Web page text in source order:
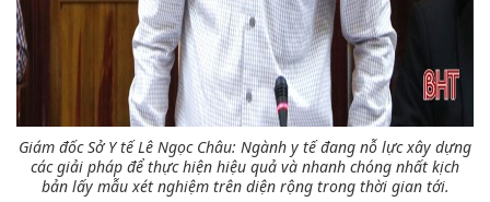
Giám đốc Sở Y tế Lê Ngọc Châu: Ngành y tế đang nỗ lực xây dựng
các giải pháp để thực hiện hiệu quả và nhanh chóng nhất kịch
bản lấy mẫu xét nghiệm trên diện rộng trong thời gian tới.